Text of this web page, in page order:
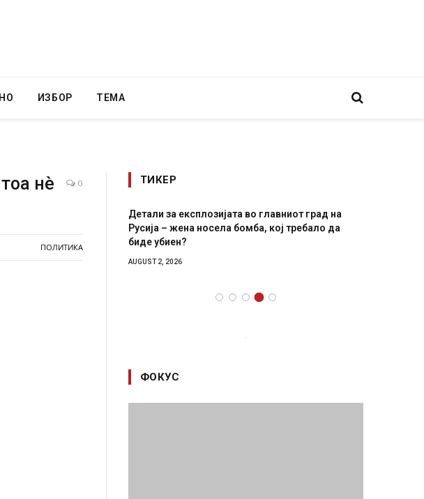
ИЗБОР ТЕМА
нè
0
ПОЛИТИКА
ТИКЕР
Детали за експлозијата во главниот град на
Русија – жена носела бомба, кој требало да
биде убиен?
AUGUST 2, 2026
ФОКУС